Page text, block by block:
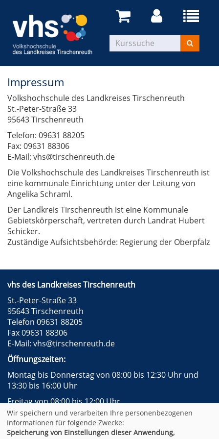
Impressum
Volkshochschule des Landkreises Tirschenreuth
St.-Peter-Straße 33
95643 Tirschenreuth
Telefon: 09631 88205
Fax: 09631 88306
E-Mail: vhs@tirschenreuth.de
Die Volkshochschule des Landkreises Tirschenreuth ist
eine kommunale Einrichtung unter der Leitung von
Angelika Schraml.
Der Landkreis Tirschenreuth ist eine Kommunale
Gebietskörperschaft, vertreten durch Landrat Hubert
Schicker.
Zuständige Aufsichtsbehörde: Regierung der Oberpfalz
vhs des Landkreises Tirschenreuth
St.-Peter-Straße 33
95643 Tirschenreuth
Telefon 09631 88205
Fax 09631 88306
E-Mail: vhs@tirschenreuth.de
Öffnungszeiten:
Montag bis Donnerstag von 08:00 bis 12:30 Uhr und
13:30 bis 16:00 Uhr
Freitag von 08:00 bis 12:00 Uhr
Facebook
Instagram
Impressum
AGB
Datenschutzerklärung
Widerrufsformular
Wir speichern und verarbeiten Ihre personenbezogenen
Informationen für folgende Zwecke:
Speicherung von Einstellungen dieser Anwendung,